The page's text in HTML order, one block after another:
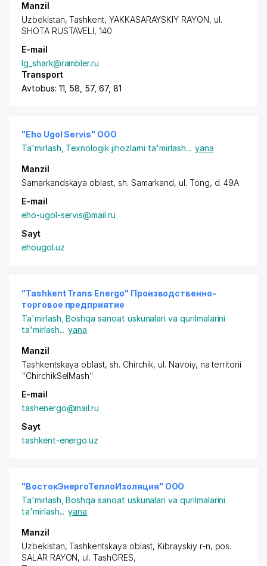
Manzil
Uzbekistan,Tashkent, YAKKASARAYSKIY RAYON, ul.
SHOTA RUSTAVELI, 140
E-mail
lg_shark@rambler.ru
Transport
Avtobus: 11, 58, 57, 67, 81
"Eho Ugol Servis" ООО
Ta'mirlash Texnologik jihozlarni ta'mirlash... yana
Manzil
Samarkandskaya oblast, sh. Samarkand, ul. Tong, d. 49A
E-mail
eho-ugol-servis@mail.ru
Sayt
ehougol.uz
"Tashkent Trans Energo" Производственно-
торговое предприятие
Ta'mirlash ,Boshqa sanoat uskunalari va qurilmalarini
ta'mirlash... yana
Manzil
Tashkentskaya oblast, sh. Chirchik, ul. Navoiy, na territorii
"ChirchikSelMash"
E-mail
tashenergo@mail.ru
Sayt
tashkent-energo.uz
"ВостокЭнергоТеплоИзоляция" ООО
Ta'mirlash ,Boshqa sanoat uskunalari va qurilmalarini
ta'mirlash... yana
Manzil
Uzbekistan, Tashkentskaya oblast, Kibrayskiy r-n, pos.
SALAR RAYON, ul. TashGRES,